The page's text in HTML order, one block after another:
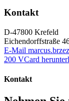
Kontakt
D-47800 Krefeld
Eichendorffstraße
E-Mail
200 VCard
Kontakt